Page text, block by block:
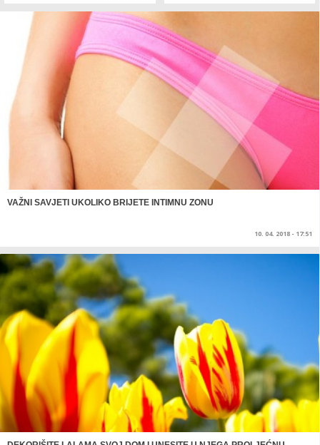
VAŽNI SAVJETI UKOLIKO BRIJETE INTIMNU ZONU
10. 04. 2018 - 17:51